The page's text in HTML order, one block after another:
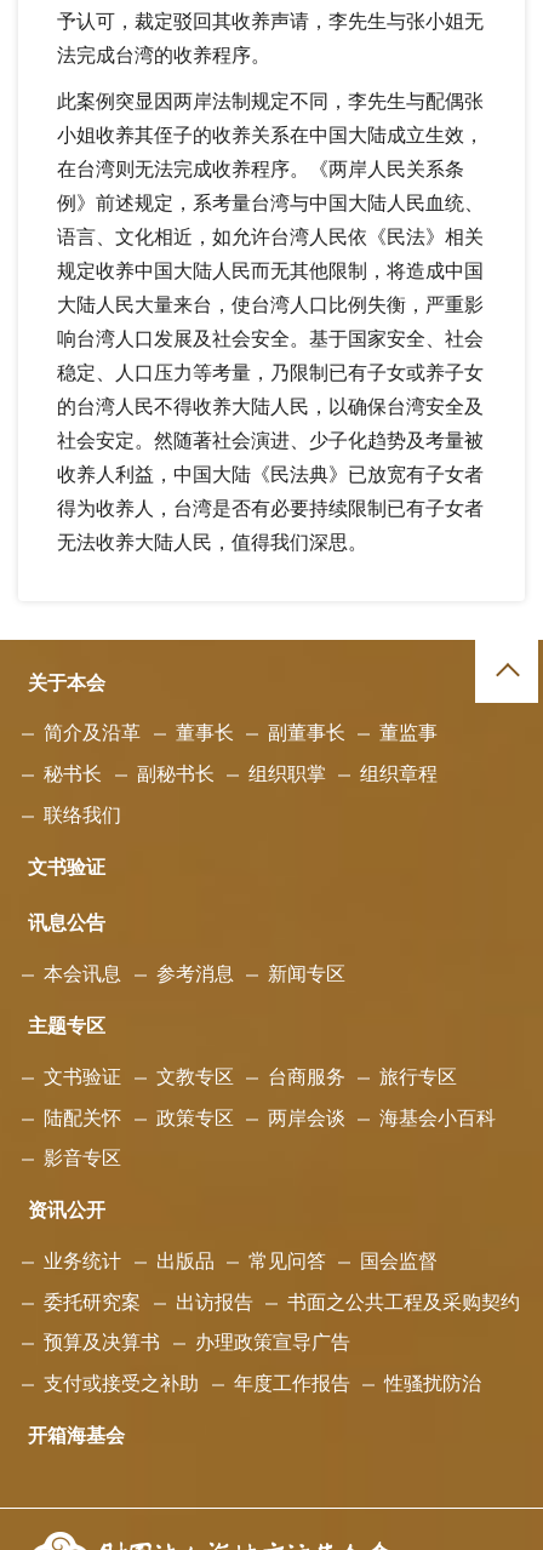
予认可，裁定驳回其收养声请，李先生与张小姐无
法完成台湾的收养程序。
此案例突显因两岸法制规定不同，李先生与配偶张
小姐收养其侄子的收养关系在中国大陆成立生效，
在台湾则无法完成收养程序。《两岸人民关系条
例》前述规定，系考量台湾与中国大陆人民血统、
语言、文化相近，如允许台湾人民依《民法》相关
规定收养中国大陆人民而无其他限制，将造成中国
大陆人民大量来台，使台湾人口比例失衡，严重影
响台湾人口发展及社会安全。基于国家安全、社会
稳定、人口压力等考量，乃限制已有子女或养子女
的台湾人民不得收养大陆人民，以确保台湾安全及
社会安定。然随著社会演进、少子化趋势及考量被
收养人利益，中国大陆《民法典》已放宽有子女者
得为收养人，台湾是否有必要持续限制已有子女者
无法收养大陆人民，值得我们深思。
关于本会
简介及沿革 董事长 副董事长 董监事
秘书长 副秘书长 组织职掌 组织章程
联络我们
文书验证
讯息公告
本会讯息 参考消息 新闻专区
主题专区
文书验证 文教专区 台商服务 旅行专区
陆配关怀 政策专区 两岸会谈 海基会小百科
影音专区
资讯公开
业务统计 出版品 常见问答 国会监督
委托研究案 出访报告 书面之公共工程及采购契约
预算及决算书 办理政策宣导广告
支付或接受之补助 年度工作报告 性骚扰防治
开箱海基会